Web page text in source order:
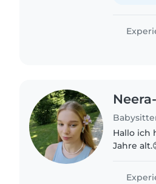
Hallo ich
Jahre
zwischen